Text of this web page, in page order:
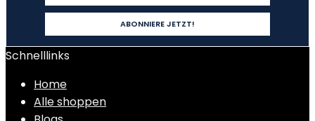
Schnelllinks
Home
Alle shoppen